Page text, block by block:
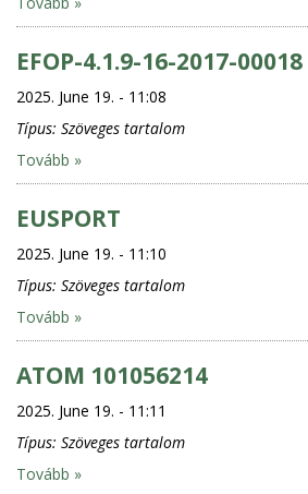
EFOP-4.1.9-16-2017-00018
2025. June 19. - 11:08
Típus: Szöveges tartalom
Tovább »
EUSPORT
2025. June 19. - 11:10
Típus: Szöveges tartalom
Tovább »
ATOM 101056214
2025. June 19. - 11:11
Típus: Szöveges tartalom
Tovább »